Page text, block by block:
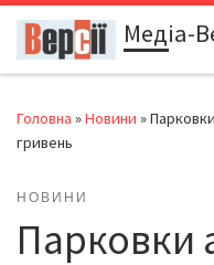
Перейти до вмісту
Медіа-
Головна »Новини »
гривень
НОВИНИ
Парковки